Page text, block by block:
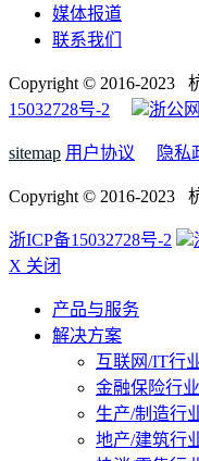
媒体报道
联系我们
Copyright © 2016-2023
15032728号-2
浙公
sitemap 用户协议 隐私
Copyright © 2016-2023
浙ICP备15032728号-2
X 关闭
产品与服务
解决方案
互联网/IT行
金融保险行业
生产/制造行
地产/建筑行